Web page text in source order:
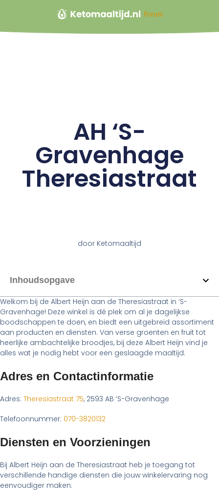
Forum
AH ‘S-
Gravenhage
Theresiastraat
doorKetomaaltijd
Inhoudsopgave
Welkom bij de Albert Heijn aan de Theresiastraat in ‘S-
Gravenhage! Deze winkel is dé plek om al je dagelijkse
boodschappen te doen, en biedt een uitgebreid assortiment
aan producten en diensten. Van verse groenten en fruit tot
heerlijke ambachtelijke broodjes, bij deze Albert Heijn vind je
alles wat je nodig hebt voor een geslaagde maaltijd.
Adres en Contactinformatie
Adres: Theresiastraat 75, 2593 AB ‘S-Gravenhage
Telefoonnummer: 070-3820132
Diensten en Voorzieningen
Bij Albert Heijn aan de Theresiastraat heb je toegang tot
verschillende handige diensten die jouw winkelervaring nog
eenvoudiger maken: